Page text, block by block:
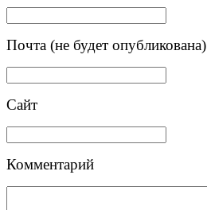
Почта (не будет опубликована)
Сайт
Комментарий